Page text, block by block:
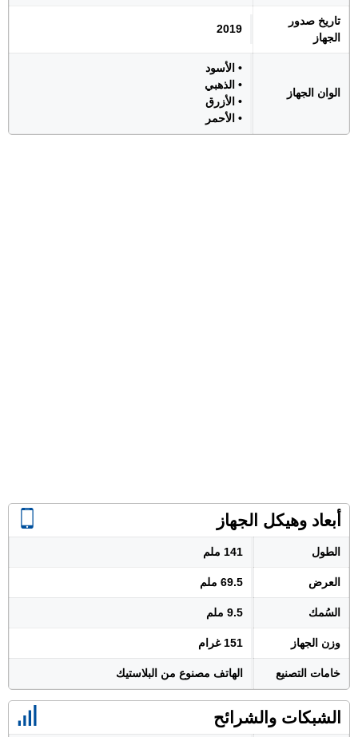
تاريخ صدور
الجهاز
2019
الوان الجهاز
• الأسود
• الذهبي
• الأزرق
• الأحمر
أبعاد وهيكل الجهاز
الطول 141 ملم
العرض 69.5 ملم
السُمك 9.5 ملم
وزن الجهاز 151 غرام
خامات التصنيع الهاتف مصنوع من البلاستيك
الشبكات والشرائح